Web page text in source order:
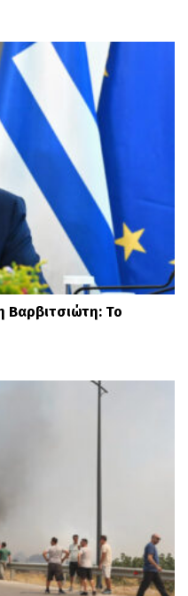
Βαρβιτσιώτη: Το